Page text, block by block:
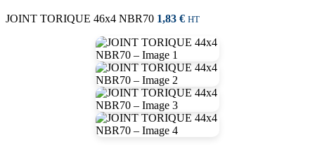
JOINT TORIQUE 46x4 NBR70 1,83 € HT